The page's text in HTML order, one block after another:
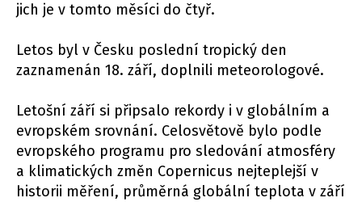
jich je v tomto měsíci do čtyř.
Letos byl v Česku poslední tropický den
zaznamenán 18. září, doplnili meteorologové.
Letošní září si připsalo rekordy i v globálním a
evropském srovnání. Celosvětově bylo podle
evropského programu pro sledování atmosféry
a klimatických změn Copernicus nejteplejší v
historii měření, průměrná globální teplota v září